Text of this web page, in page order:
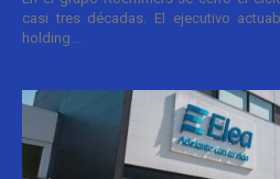
casi tres décadas. El ejecutivo
holding...